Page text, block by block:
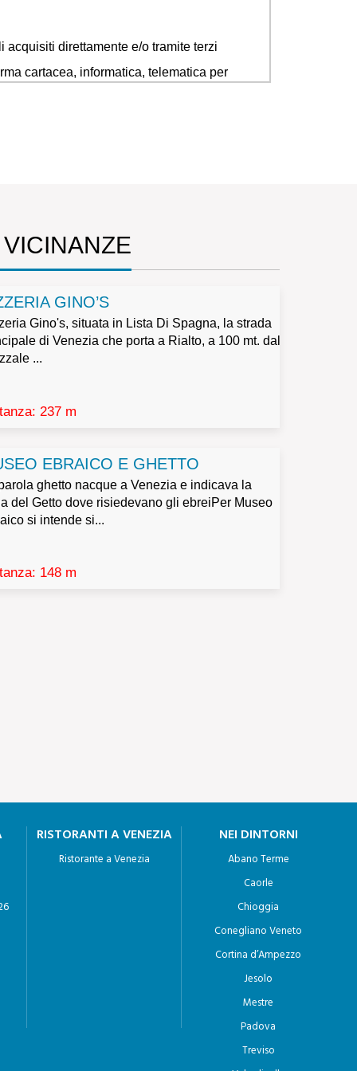
direttamente e/o tramite terzi
cartacea, informatica, telematica per
a servizi analoghi a quelli oggetto del
a terzi.
di opposizione al trattamento e di
a conoscenza in qualità di
impiego di mezzi manifestamente
il compimento di ricerche di mercato o di
GINO’S
Gino's, situata in Lista Di Spagna, la strada
di Venezia che porta a Rialto, a 100 mt. dal
...
237 m
EBRAICO E GHETTO
ghetto nacque a Venezia e indicava la
del Getto dove risiedevano gli ebreiPer Museo
si intende si...
148 m
RISTORANTI A VENEZIA
Ristorante a Venezia
NEI DINTORNI
Abano Terme
Caorle
Chioggia
Conegliano Veneto
Cortina d’Ampezzo
Jesolo
Mestre
Padova
Treviso